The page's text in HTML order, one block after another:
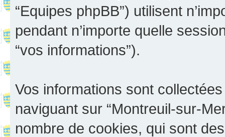
“Equipes phpBB”) utilisent
pendant n’importe quelle
“vos informations”).
Vos informations sont
naviguant sur “Montreuil-sur-
nombre de cookies, qui sont